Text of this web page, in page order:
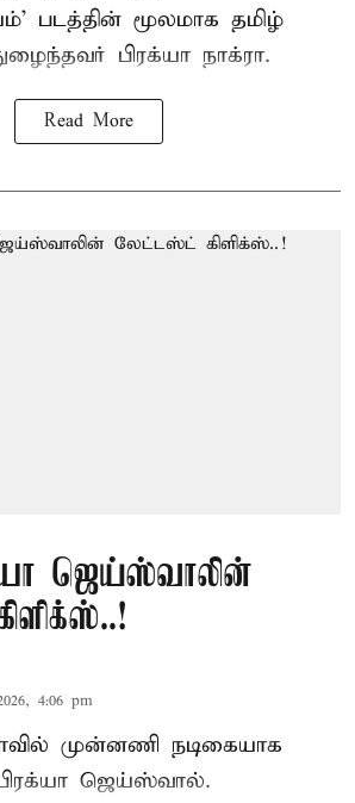
படத்தின் மூலமாக தமிழ்
பிரக்யா நாக்ரா.
Read More
ஜெய்ஸ்வாலின்
4:06 pm
முன்னணி நடிகையாக
ஜெய்ஸ்வால்.